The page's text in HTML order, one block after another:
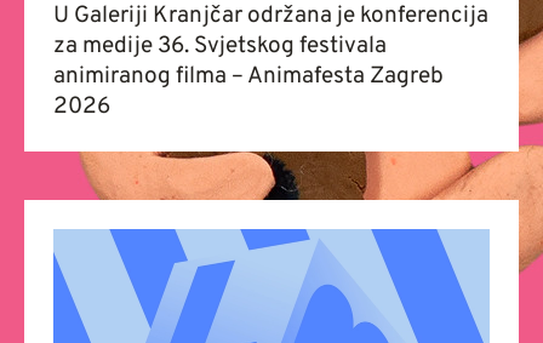
U Galeriji Kranjčar održana je konferencija
za medije 36. Svjetskog festivala
animiranog filma – Animafesta Zagreb
2026